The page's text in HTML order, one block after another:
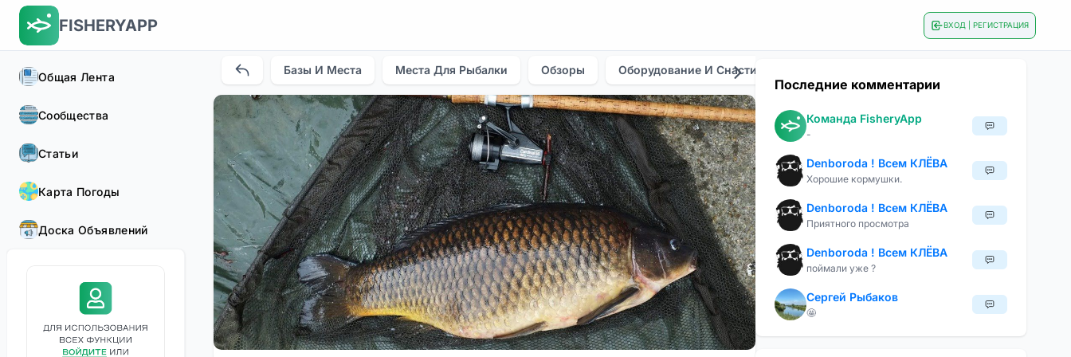
FISHERYAPP ВХОД | РЕГИСТРАЦИЯ
Общая Лента
Сообщества
Статьи
Карта Погоды
Доска Объявлений
Базы И Места Места Для Рыбалки Обзоры Оборудование И Снасти
Последние комментарии
Команда FisheryApp
-
Denboroda ! Всем КЛЁВА
Хорошие кормушки.
Denboroda ! Всем КЛЁВА
Приятного просмотра
Denboroda ! Всем КЛЁВА
поймали уже ?
Сергей Рыбаков
🤩